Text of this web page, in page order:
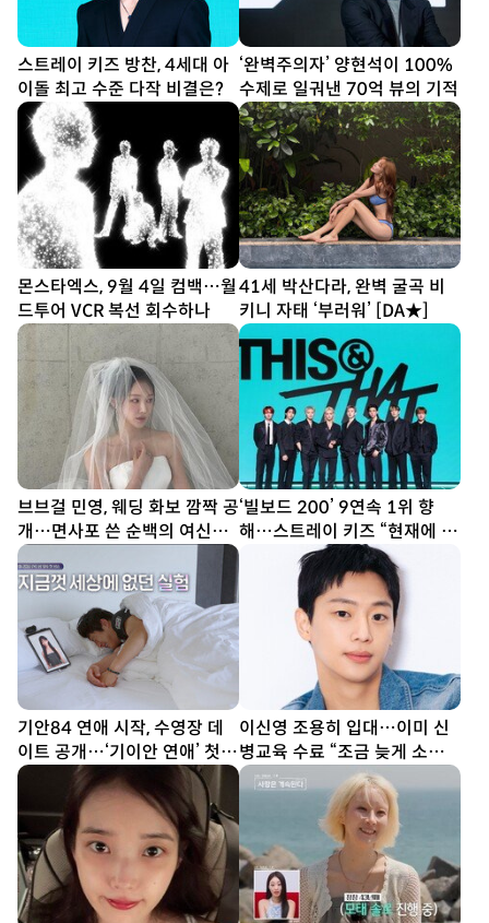
스트레이 키즈 방찬, 4세대 아
이돌 최고 수준 다작 비결은?
‘완벽주의자’ 양현석이 100%
수제로 일궈낸 70억 뷰의 기적
몬스타엑스, 9월 4일 컴백…월
드투어 VCR 복선 회수하나
41세 박산다라, 완벽 굴곡 비
키니 자태 ‘부러워’ [DA★]
브브걸 민영, 웨딩 화보 깜짝 공
개…면사포 쓴 순백의 여신
[DA★]
‘빌보드 200’ 9연속 1위 향
해…스트레이 키즈 “현재에 최
선다할 것” (종합)[DA현장]
기안84 연애 시작, 수영장 데
이트 공개…‘기이안 연애’ 첫
티저
이신영 조용히 입대…이미 신
병교육 수료 “조금 늦게 소식
전해 죄송”